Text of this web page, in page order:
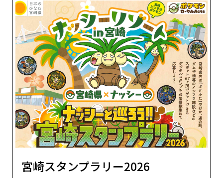
宮崎スタンプラリー2026